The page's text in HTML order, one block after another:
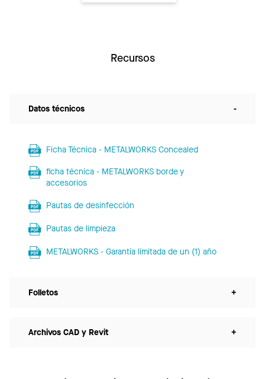
Recursos
Datos técnicos -
Ficha Técnica - METALWORKS Concealed
ficha técnica - METALWORKS borde y
accesorios
Pautas de desinfección
Pautas de limpieza
METALWORKS - Garantía limitada de un (1) año
Folletos +
Archivos CAD y Revit +